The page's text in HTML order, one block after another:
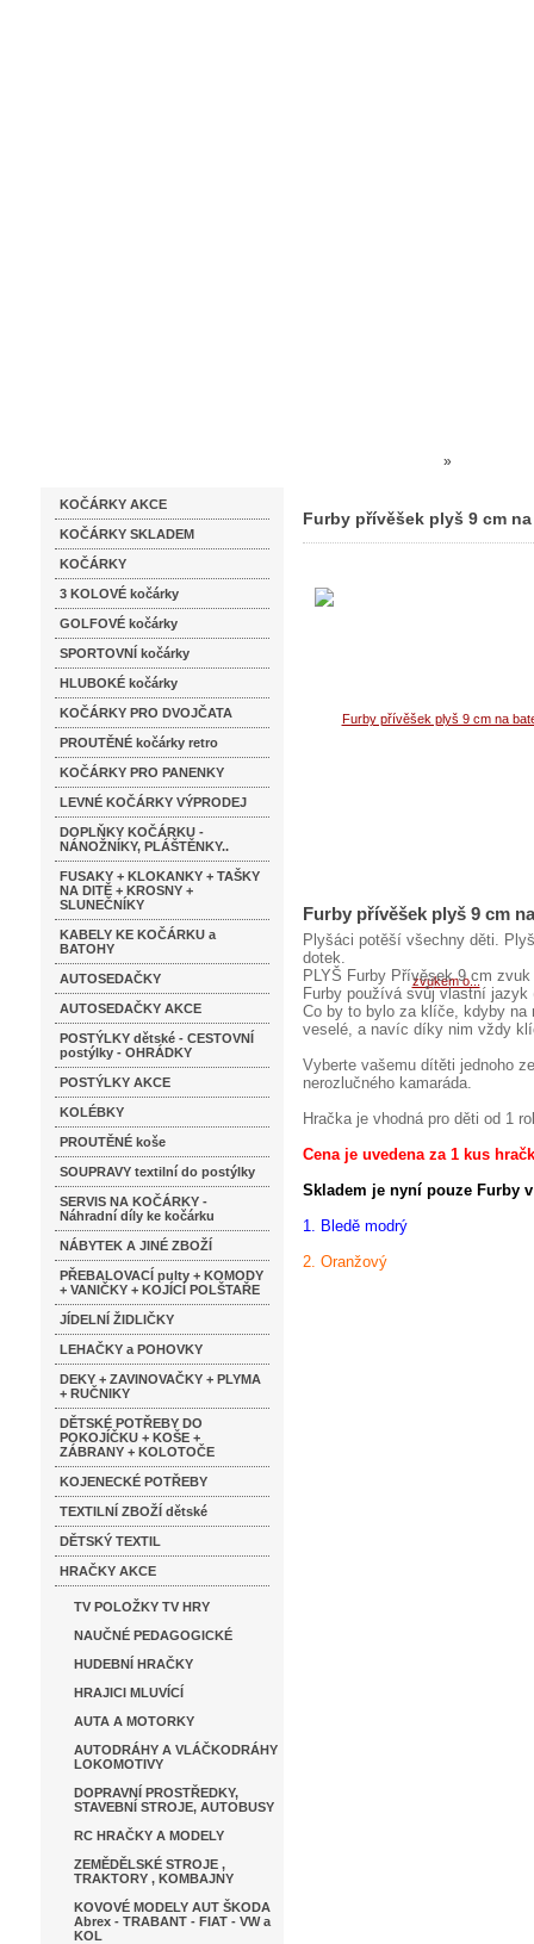
KOČÁRKY AKCE
KOČÁRKY SKLADEM
KOČÁRKY
3 KOLOVÉ kočárky
GOLFOVÉ kočárky
SPORTOVNÍ kočárky
HLUBOKÉ kočárky
KOČÁRKY PRO DVOJČATA
PROUTĚNÉ kočárky retro
KOČÁRKY PRO PANENKY
LEVNÉ KOČÁRKY VÝPRODEJ
DOPLŇKY KOČÁRKU -
NÁNOŽNÍKY, PLÁŠTĚNKY..
FUSAKY + KLOKANKY + TAŠKY
NA DITĚ + KROSNY +
SLUNEČNÍKY
KABELY KE KOČÁRKU a
BATOHY
AUTOSEDAČKY
AUTOSEDAČKY AKCE
POSTÝLKY dětské - CESTOVNÍ
postýlky - OHRÁDKY
POSTÝLKY AKCE
KOLÉBKY
PROUTĚNÉ koše
SOUPRAVY textilní do postýlky
SERVIS NA KOČÁRKY -
Náhradní díly ke kočárku
NÁBYTEK A JINÉ ZBOŽÍ
PŘEBALOVACÍ pulty + KOMODY
+ VANIČKY + KOJÍCÍ POLŠTAŘE
JÍDELNÍ ŽIDLIČKY
LEHAČKY a POHOVKY
DEKY + ZAVINOVAČKY + PLYMA
+ RUČNIKY
DĚTSKÉ POTŘEBY DO
POKOJÍČKU + KOŠE +
ZÁBRANY + KOLOTOČE
KOJENECKÉ POTŘEBY
TEXTILNÍ ZBOŽÍ dětské
DĚTSKÝ TEXTIL
HRAČKY AKCE
TV POLOŽKY TV HRY
NAUČNÉ PEDAGOGICKÉ
HUDEBNÍ HRAČKY
HRAJICI MLUVÍCÍ
AUTA A MOTORKY
AUTODRÁHY A VLÁČKODRÁHY
LOKOMOTIVY
DOPRAVNÍ PROSTŘEDKY,
STAVEBNÍ STROJE, AUTOBUSY
RC HRAČKY A MODELY
ZEMĚDĚLSKÉ STROJE ,
TRAKTORY , KOMBAJNY
KOVOVÉ MODELY AUT ŠKODA
Abrex - TRABANT - FIAT - VW a
KOL
»
na baterie se zvukem
Furby přívěšek plyš 9 cm
Furby přívěšek plyš 9 cm
Plyšáci potěší všechny děti.
dotek.
PLYŠ Furby Přívěsek 9 cm
Furby používá svůj vlastní jazyk
Co by to bylo za klíče, kdyby na
veselé, a navíc díky nim vždy
Vyberte vašemu dítěti jednoho
nerozlučného kamaráda.
Hračka je vhodná pro děti od 1
Cena je uvedena za 1 kus
Skladem je nyní pouze Furby
1. Bledě modrý
2. Oranžový